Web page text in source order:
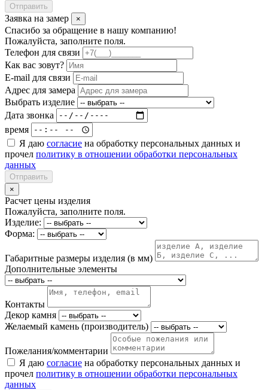
Отправить
Заявка на замер ×
Спасибо за обращение в нашу компанию!
Пожалуйста, заполните поля.
Телефон для связи
Как вас зовут?
E-mail для связи
Адрес для замера
Выбрать изделие
Дата звонка
время
Я даю согласие на обработку персональных данных и
прочел политику в отношении обработки персональных
данных
Отправить
×
Расчет цены изделия
Пожалуйста, заполните поля.
Изделие:
Форма:
Габаритные размеры изделия (в мм)
Дополнительные элементы
Контакты
Декор камня
Желаемый камень (производитель)
Пожелания/комментарии
Я даю согласие на обработку персональных данных и
прочел политику в отношении обработки персональных
данных